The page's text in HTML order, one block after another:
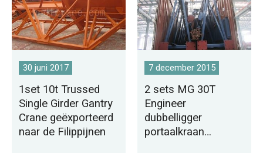
30 juni 2017
1set 10t Trussed
Single Girder Gantry
Crane geëxporteerd
naar de Filippijnen
7 december 2015
2 sets MG 30T
Engineer
dubbelligger
portaalkraan